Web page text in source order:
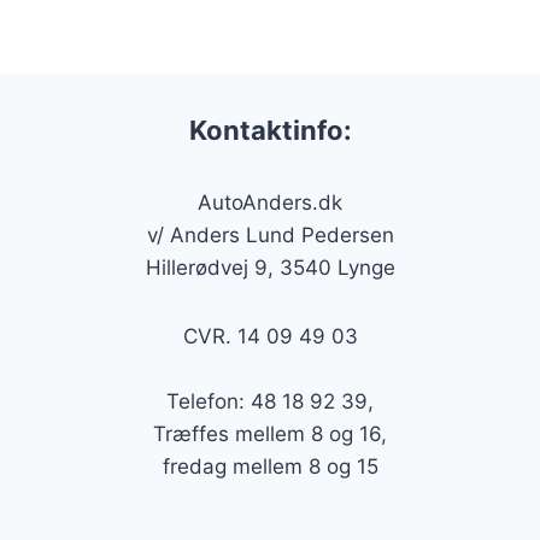
Kontaktinfo:
AutoAnders.dk
v/ Anders Lund Pedersen
Hillerødvej 9, 3540 Lynge
CVR. 14 09 49 03
Telefon: 48 18 92 39,
Træffes mellem 8 og 16,
fredag mellem 8 og 15